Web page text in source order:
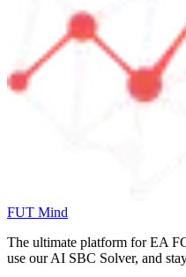
FUT Mind
The ultimate platform for EA
use our AI SBC Solver, and